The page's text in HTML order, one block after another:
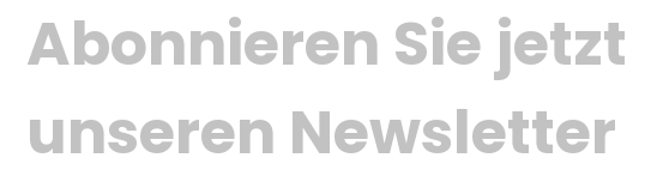
Abonnieren Sie jetzt
unseren Newsletter